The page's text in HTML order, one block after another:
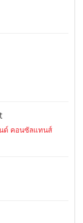
ด์ คอนซัลแทนส์